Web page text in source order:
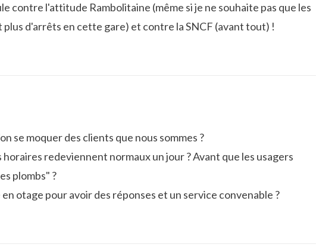
contre l'attitude Rambolitaine (même si je ne souhaite pas que les
d'arrêts en cette gare) et contre la SNCF (avant tout) !
se moquer des clients que nous sommes ?
horaires redeviennent normaux un jour ? Avant que les usagers
plombs" ?
otage pour avoir des réponses et un service convenable ?